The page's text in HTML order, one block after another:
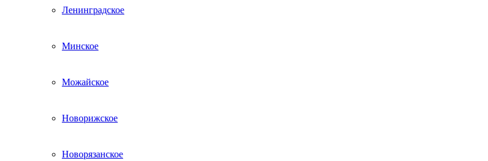
Ленинградское
Минское
Можайское
Новорижское
Новорязанское